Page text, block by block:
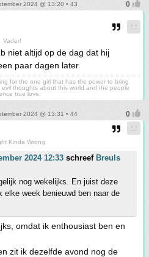
2024 @ 13:20 • 43
Vader!
niet altijd op de dag dat hij
paar dagen later
for the one girl that has the power to bring
thoughts about this world and the people
true love.
2024 @ 13:31 • 44
Kinda Wrong
2024 12:33 schreef Breuls
nog wekelijks. En juist deze
week benieuwd ben naar de
omdat ik enthousiast ben en
zit ik dezelfde avond nog de